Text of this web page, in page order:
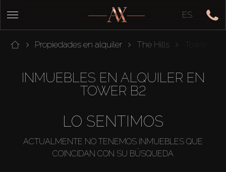
ES
Propiedades en alquiler The Hills Tower B2
INMUEBLES EN ALQUILER EN
TOWER B2
LO SENTIMOS
ACTUALMENTE NO TENEMOS INMUEBLES QUE
COINCIDAN CON SU BÚSQUEDA